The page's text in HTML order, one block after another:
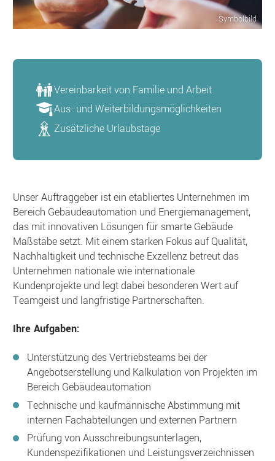
Symbolbild
Vereinbarkeit von Familie und Arbeit
Aus- und Weiterbildungsmöglichkeiten
Zusätzliche Urlaubstage
Unser Auftraggeber ist ein etabliertes Unternehmen im
Bereich Gebäudeautomation und Energiemanagement,
das mit innovativen Lösungen für smarte Gebäude
Maßstäbe setzt. Mit einem starken Fokus auf Qualität,
Nachhaltigkeit und technische Exzellenz betreut das
Unternehmen nationale wie internationale
Kundenprojekte und legt dabei besonderen Wert auf
Teamgeist und langfristige Partnerschaften.
Ihre Aufgaben:
Unterstützung des Vertriebsteams bei der
Angebotserstellung und Kalkulation von Projekten im
Bereich Gebäudeautomation
Technische und kaufmännische Abstimmung mit
internen Fachabteilungen und externen Partnern
Prüfung von Ausschreibungsunterlagen,
Kundenspezifikationen und Leistungsverzeichnissen